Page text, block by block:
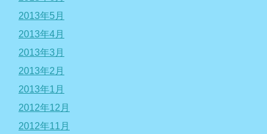
2013年5月
2013年4月
2013年3月
2013年2月
2013年1月
2012年12月
2012年11月